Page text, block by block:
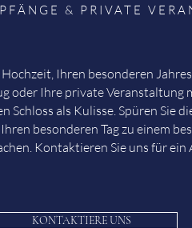
& PRIVATE
Hochzeit, Ihren besonderen
oder Ihre private Veranstaltung
Schloss als Kulisse. Spüren Sie
besonderen Tag zu einem
Kontaktieren Sie uns für ein
KONTAKTIERE UNS